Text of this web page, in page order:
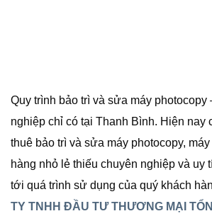
Quy trình bảo trì và sửa máy photocopy
nghiệp chỉ có tại Thanh Bình. Hiện nay
thuê bảo trì và sửa máy photocopy,
hàng nhỏ lẻ thiếu chuyên nghiệp và uy
tới quá trình sử dụng của quý khách
TY TNHH ĐẦU TƯ THƯƠNG MẠI